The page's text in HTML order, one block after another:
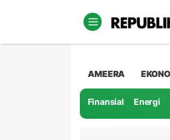
AMEERA
Finansial Energi